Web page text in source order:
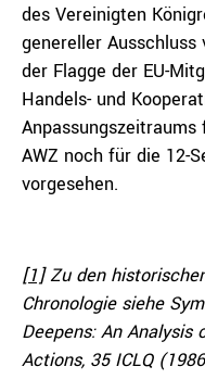
des Vereinigten
genereller
der Flagge der EU-
Handels- und
AWZ noch für die 12-
vorgesehen.
[1]Zu den
Chronologie siehe
Deepens: An
Actions, 35 ICLQ